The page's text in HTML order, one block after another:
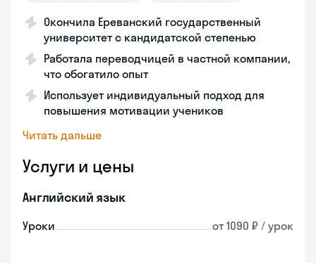
Окончила Ереванский государственный
университет с кандидатской степенью
Работала переводчицей в частной компании,
что обогатило опыт
Использует индивидуальный подход для
повышения мотивации учеников
Читать дальше
Услуги и цены
Английский язык
Уроки от 1090 ₽ / урок